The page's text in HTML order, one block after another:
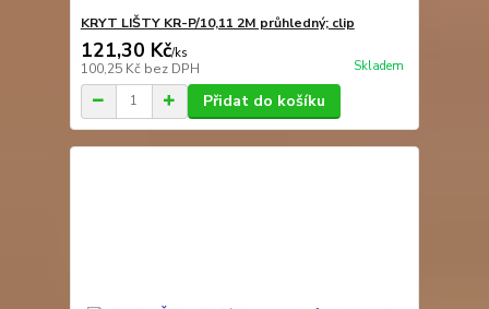
KRYT LIŠTY KR-P/10,11 2M průhledný; clip
121,30 Kč/ks
100,25 Kč bez DPH Skladem
Přidat do košíku